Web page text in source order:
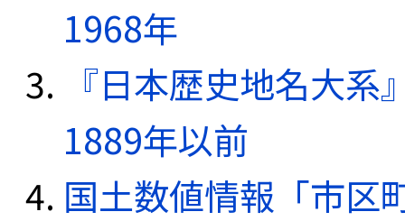
1968年
『日本歴史地名大
1889年以前
国土数値情報「市区